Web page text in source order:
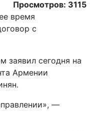
Просмотров: 3115
время
с
заявил сегодня на
Армении
—